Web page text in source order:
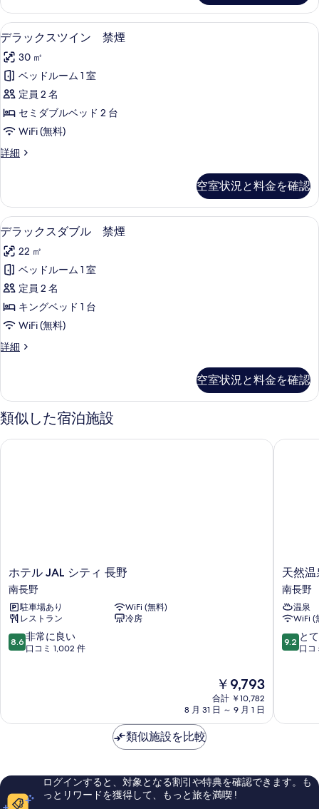
示
す
る
ム
ベ
ッ
ド
(複
数
台)
禁
す
べ
て
の
写
真
を
示
る
ア
ツ
イ
ル
ー
ム
ベ
ッ
ド
(複
数
の
詳
細
デ
ラ
ッ
ク
ス
ツ
ン
煙
の
す
べ
て
の
写
真
を
す
る
セーフティボックス (室内)、デスク
9
デラックスツイン 禁煙
30 ㎡
ベッドルーム 1 室
定員 2 名
セミダブルベッド 2 台
WiFi (無料)
詳細
デ
ス
ツ
イ
禁
煙
の
詳
細
空室状況と料金を確認
デ
ラ
ッ
ク
ス
ダ
ル
煙
の
す
べ
示
す
る
セーフティボックス (室内)、デスク
8
デラックスダブル 禁煙
22 ㎡
ベッドルーム 1 室
定員 2 名
キングベッド 1 台
WiFi (無料)
詳細
デ
ス
ダ
ブ
ル
禁
空室状況と料金を確認
類似した宿泊施設
ホ
テ
ル
JAL
シ
テ
ィ
ホテル JAL シティ 長野
南長野
駐車場あり
WiFi (無料)
レストラン
冷房
10
段
に
コ
1,002
8.6 非常に良い
口コミ 1,002 件
現
在
の
￥9,793
合計 ￥10,782
8 月 31 日 ～ 9 月 1 日
ホテル JAL シティ 長野
天
然
温
泉
善
光
の
イ
南
長
天然
南長野
温泉
WiFi (
10
段
も
し
い、
9.2 と
口コ
天然温
類似施設を比較
ログインすると、対象となる割引や特典を確認できます。も
っとリワードを獲得して、もっと旅を満喫 !